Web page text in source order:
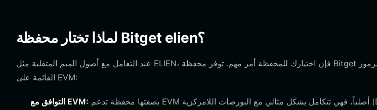
لماذا تختار محفظة Bitget elien؟
عند التعامل مع أصول الميم المتقلبة مثل ELIEN، فإن اختيارك للمحفظة أمر مهم. توفر محفظة Bitget العديد من المزايا المميزة للرموز
القائمة على EVM:
التوافق مع EVM: